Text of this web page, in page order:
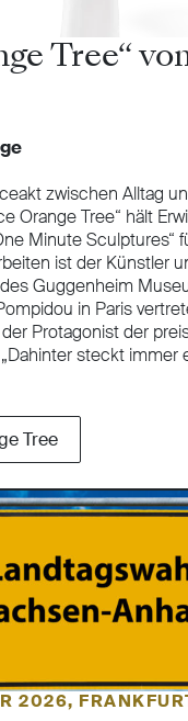
Tree“
zwischen Alltag
Orange Tree“ hält
Minute Sculptures“
ist der Künstler
Guggenheim
in Paris
Protagonist der
steckt immer
Tree
2026,